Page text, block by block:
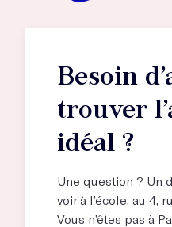
Besoin
trouver
idéal ?
Une question ? Un
voir à l’école, au 4,
Vous n’êtes pas à